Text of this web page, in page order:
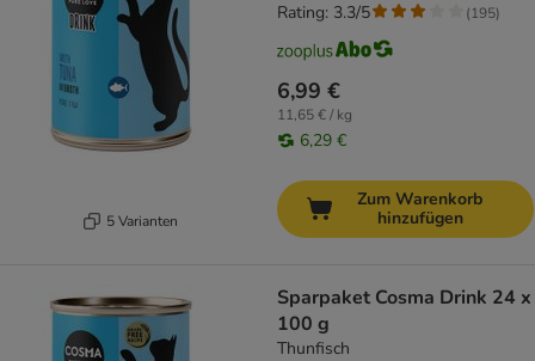
5 Varianten
6,99 €
11,65 € / kg
6,29 €
Rating: 3.3/5 (195)
Zum Warenkorb
hinzufügen
Sparpaket Cosma Drink 24 x
100 g
Thunfisch